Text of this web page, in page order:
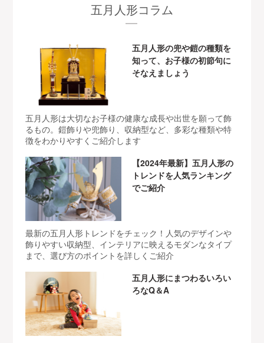
五月人形コラム
五月人形の兜や鎧の種類を
知って、お子様の初節句に
そなえましょう
五月人形は大切なお子様の健康な成長や出世を願って飾
るもの。鎧飾りや兜飾り、収納型など、多彩な種類や特
徴をわかりやすくご紹介します
【2024年最新】五月人形の
トレンドを人気ランキング
でご紹介
最新の五月人形トレンドをチェック！人気のデザインや
飾りやすい収納型、インテリアに映えるモダンなタイプ
まで、選び方のポイントを詳しくご紹介
五月人形にまつわるいろい
ろなQ＆A